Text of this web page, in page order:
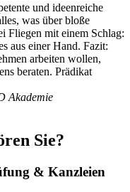
und ideenreiche
was über bloße
Fliegen mit einem Schlag:
aus einer Hand. Fazit:
arbeiten wollen,
beraten. Prädikat
Akademie
Sie?
& Kanzleien